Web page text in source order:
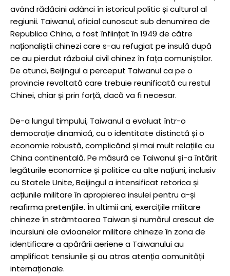
având rădăcini adânci în istoricul politic și cultural al
regiunii. Taiwanul, oficial cunoscut sub denumirea de
Republica China, a fost înființat în 1949 de către
naționaliștii chinezi care s-au refugiat pe insulă după
ce au pierdut războiul civil chinez în fața comuniștilor.
De atunci, Beijingul a perceput Taiwanul ca pe o
provincie revoltată care trebuie reunificată cu restul
Chinei, chiar și prin forță, dacă va fi necesar.
De-a lungul timpului, Taiwanul a evoluat într-o
democrație dinamică, cu o identitate distinctă și o
economie robustă, complicând și mai mult relațiile cu
China continentală. Pe măsură ce Taiwanul și-a întărit
legăturile economice și politice cu alte națiuni, inclusiv
cu Statele Unite, Beijingul a intensificat retorica și
acțiunile militare în apropierea insulei pentru a-și
reafirma pretențiile. În ultimii ani, exercițiile militare
chineze în strâmtoarea Taiwan și numărul crescut de
incursiuni ale avioanelor militare chineze în zona de
identificare a apărării aeriene a Taiwanului au
amplificat tensiunile și au atras atenția comunității
internaționale.